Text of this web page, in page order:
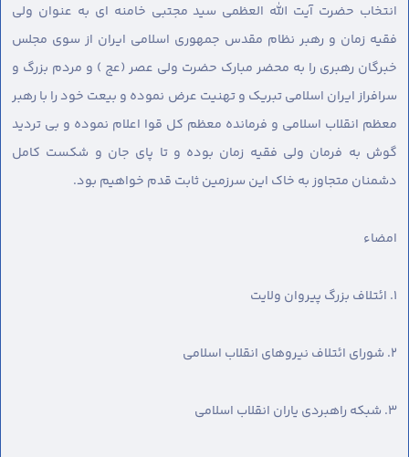
انتخاب حضرت آیت الله العظمی سید مجتبی خامنه ای به عنوان ولی
فقیه زمان و رهبر نظام مقدس جمهوری اسلامی ایران از سوی مجلس
خبرگان رهبری را به محضر مبارک حضرت ولی عصر (عج ) و مردم بزرگ و
سرافراز ایران اسلامی تبریک و تهنیت عرض نموده و بیعت خود را با رهبر
معظم انقلاب اسلامی و فرمانده معظم کل قوا اعلام نموده و بی تردید
گوش به فرمان ولی فقیه زمان بوده و تا پای جان و شکست کامل
دشمنان متجاوز به خاک این سرزمین ثابت قدم خواهیم بود.
امضاء
١. ائتلاف بزرگ پیروان ولایت
٢. شورای ائتلاف نیروهای انقلاب اسلامی
۳. شبکه راهبردی یاران انقلاب اسلامی